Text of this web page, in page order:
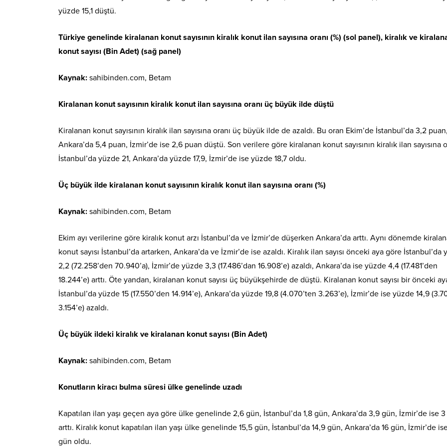
yüzde 15,1 düştü.
Türkiye genelinde kiralanan konut sayısının kiralık konut ilan sayısına oranı (%) (sol panel), kiralık ve
konut sayısı (Bin Adet) (sağ panel)
Kaynak: sahibinden.com, Betam
Kiralanan konut sayısının kiralık konut ilan sayısına oranı üç büyük ilde düştü
Kiralanan konut sayısının kiralık ilan sayısına oranı üç büyük ilde de azaldı. Bu oran Ekim’de İstanbul’da 3,2 puan,
Ankara’da 5,4 puan, İzmir’de ise 2,6 puan düştü. Son verilere göre kiralanan konut sayısının kiralık ilan sayısına
İstanbul’da yüzde 21, Ankara’da yüzde 17,9, İzmir’de ise yüzde 18,7 oldu.
Üç büyük ilde kiralanan konut sayısının kiralık konut ilan sayısına oranı (%)
Kaynak: sahibinden.com, Betam
Ekim ayı verilerine göre kiralık konut arzı İstanbul’da ve İzmir’de düşerken Ankara’da arttı. Aynı dönemde
konut sayısı İstanbul’da artarken, Ankara’da ve İzmir’de ise azaldı. Kiralık ilan sayısı önceki aya göre İstanbul’da
2,2 (72.258’den 70.940’a), İzmir’de yüzde 3,3 (17.486’dan 16.908’e) azaldı, Ankara’da ise yüzde 4,4 (17.481’den
18.244’e) arttı. Öte yandan, kiralanan konut sayısı üç büyükşehirde de düştü. Kiralanan konut sayısı bir önceki
İstanbul’da yüzde 15 (17.550’den 14.914’e), Ankara’da yüzde 19,8 (4.070’ten 3.263’e), İzmir’de ise yüzde 14,9
3.154’e) azaldı.
Üç büyük ildeki kiralık ve kiralanan konut sayısı (Bin Adet)
Kaynak: sahibinden.com, Betam
Konutların kiracı bulma süresi ülke genelinde uzadı
Kapatılan ilan yaşı geçen aya göre ülke genelinde 2,6 gün, İstanbul’da 1,8 gün, Ankara’da 3,9 gün, İzmir’de ise
arttı. Kiralık konut kapatılan ilan yaşı ülke genelinde 15,5 gün, İstanbul’da 14,9 gün, Ankara’da 16 gün, İzmir’de
gün oldu.